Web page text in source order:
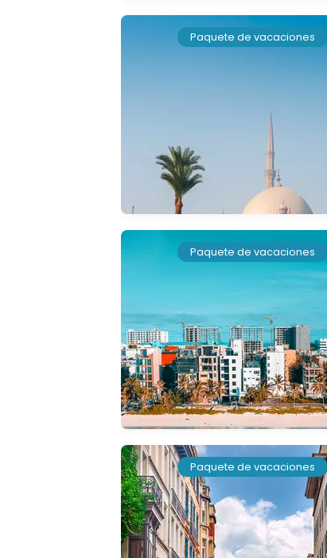
Paquete de vacaciones
Paquete de vacaciones
Paquete de vacaciones